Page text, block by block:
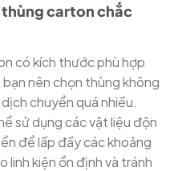
carton chắc
có kích thước phù hợp
nên chọn thùng không
chuyển quá nhiều.
sử dụng các vật liệu độn
để lấp đầy các khoảng
linh kiện ổn định và tránh